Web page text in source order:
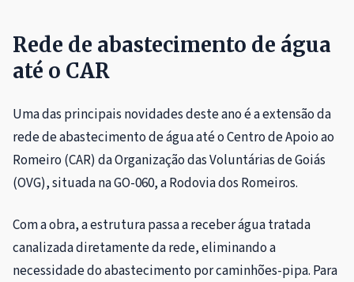
Rede de abastecimento de água
até o CAR
Uma das principais novidades deste ano é a extensão da
rede de abastecimento de água até o Centro de Apoio ao
Romeiro (CAR) da Organização das Voluntárias de Goiás
(OVG), situada na GO-060, a Rodovia dos Romeiros.
Com a obra, a estrutura passa a receber água tratada
canalizada diretamente da rede, eliminando a
necessidade do abastecimento por caminhões-pipa. Para